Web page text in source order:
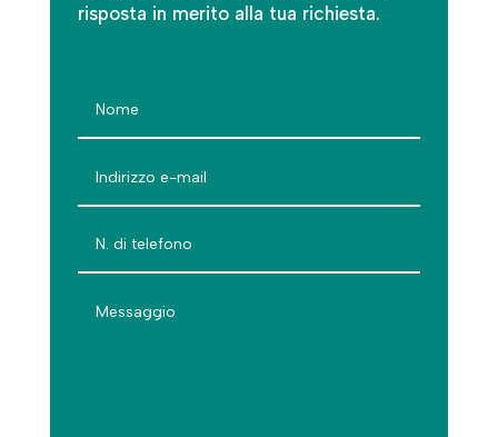
risposta in merito alla tua richiesta.